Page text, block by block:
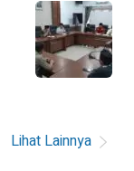
Lihat Lainnya